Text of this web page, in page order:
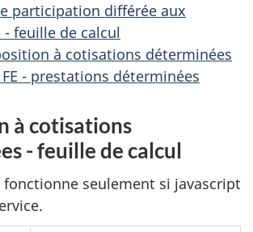
participation différée aux
- feuille de calcul
à cotisations déterminées
- prestations déterminées
à cotisations
- feuille de calcul
fonctionne seulement si javascript